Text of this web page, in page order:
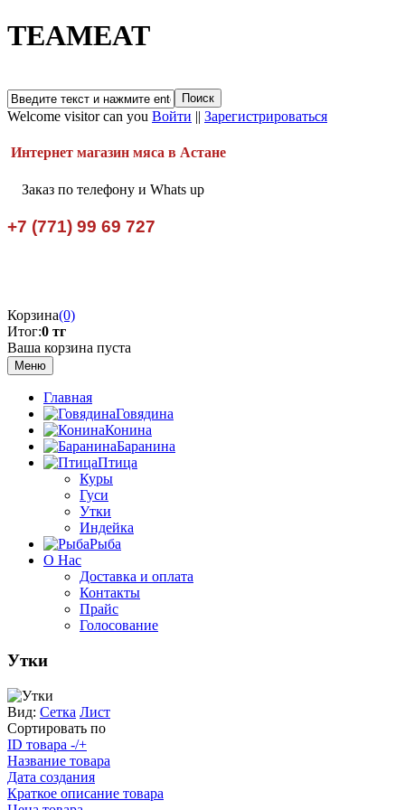
TEAMEAT
Welcome visitor can you Войти || Зарегистрироваться
Интернет магазин мяса в Астане
Заказ по телефону и Whats up
+7 (771) 99 69 727
Корзина(0)
Итог:0 тг
Ваша корзина пуста
Меню
Главная
Говядина
Конина
Баранина
Птица
Куры
Гуси
Утки
Индейка
Рыба
О Нас
Доставка и оплата
Контакты
Прайс
Голосование
Утки
Вид: Сетка Лист
Сортировать по
ID товара -/+
Название товара
Дата создания
Краткое описание товара